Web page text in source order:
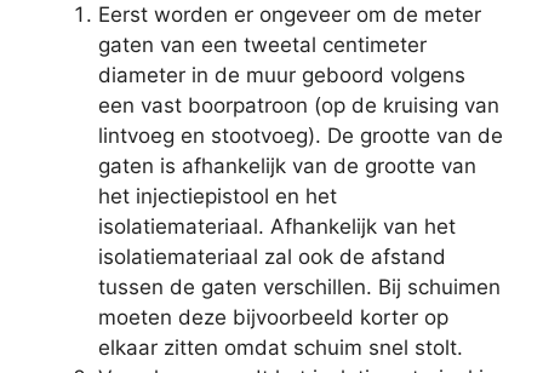
Eerst worden er ongeveer om de meter
gaten van een tweetal centimeter
diameter in de muur geboord volgens
een vast boorpatroon (op de kruising van
lintvoeg en stootvoeg). De grootte van de
gaten is afhankelijk van de grootte van
het injectiepistool en het
isolatiemateriaal. Afhankelijk van het
isolatiemateriaal zal ook de afstand
tussen de gaten verschillen. Bij schuimen
moeten deze bijvoorbeeld korter op
elkaar zitten omdat schuim snel stolt.